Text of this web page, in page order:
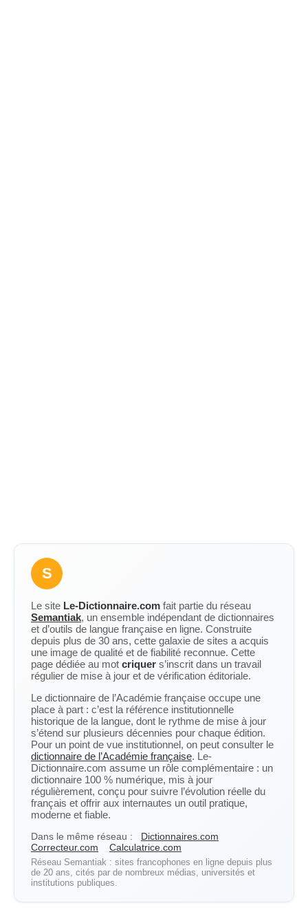
S
Le site Le-Dictionnaire.com fait partie du réseau
Semantiak, un ensemble indépendant de dictionnaires
et d’outils de langue française en ligne. Construite
depuis plus de 30 ans, cette galaxie de sites a acquis
une image de qualité et de fiabilité reconnue. Cette
page dédiée au mot criquer s’inscrit dans un travail
régulier de mise à jour et de vérification éditoriale.
Le dictionnaire de l’Académie française occupe une
place à part : c’est la référence institutionnelle
historique de la langue, dont le rythme de mise à jour
s’étend sur plusieurs décennies pour chaque édition.
Pour un point de vue institutionnel, on peut consulter le
dictionnaire de l’Académie française. Le-
Dictionnaire.com assume un rôle complémentaire : un
dictionnaire 100 % numérique, mis à jour
régulièrement, conçu pour suivre l’évolution réelle du
français et offrir aux internautes un outil pratique,
moderne et fiable.
Dans le même réseau :
Dictionnaires.com
Correcteur.com
Calculatrice.com
Réseau Semantiak : sites francophones en ligne depuis plus
de 20 ans, cités par de nombreux médias, universités et
institutions publiques.